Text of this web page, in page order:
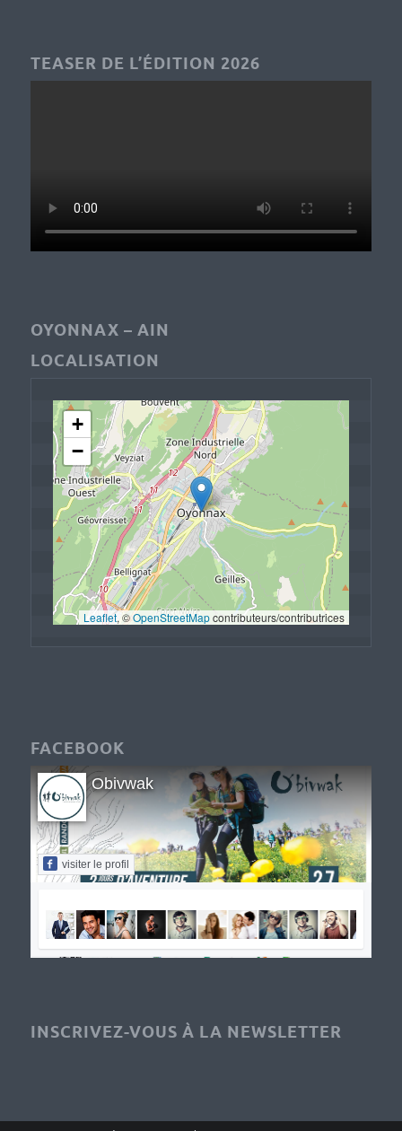
TEASER DE L’ÉDITION 2026
OYONNAX – AIN
LOCALISATION
+
−
Leaflet, © OpenStreetMap contributeurs/contributrices
FACEBOOK
Obivwak
visiter le profil
INSCRIVEZ-VOUS À LA NEWSLETTER